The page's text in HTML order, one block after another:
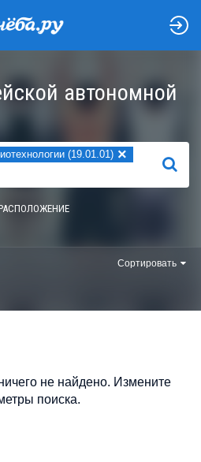
автономной
(19.01.01) ×
НАЙТИ
Сортировать
не найдено. Измените
поиска.